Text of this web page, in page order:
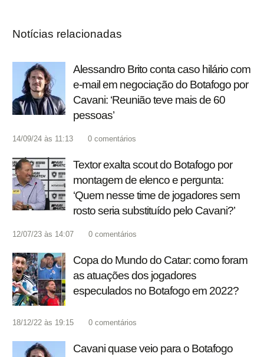
Notícias relacionadas
Alessandro Brito conta caso hilário com
e-mail em negociação do Botafogo por
Cavani: ‘Reunião teve mais de 60
pessoas’
14/09/24 às 11:13 0 comentários
Textor exalta scout do Botafogo por
montagem de elenco e pergunta:
‘Quem nesse time de jogadores sem
rosto seria substituído pelo Cavani?’
12/07/23 às 14:07 0 comentários
Copa do Mundo do Catar: como foram
as atuações dos jogadores
especulados no Botafogo em 2022?
18/12/22 às 19:15 0 comentários
Cavani quase veio para o Botafogo